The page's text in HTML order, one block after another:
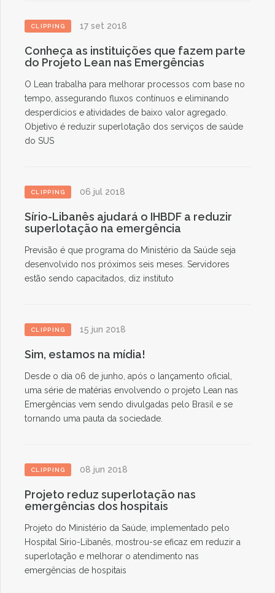
CLIPPING 17 set 2018
Conheça as instituições que fazem parte
do Projeto Lean nas Emergências
O Lean trabalha para melhorar processos com base no
tempo, assegurando fluxos contínuos e eliminando
desperdícios e atividades de baixo valor agregado.
Objetivo é reduzir superlotação dos serviços de saúde
do SUS
CLIPPING 06 jul 2018
Sírio-Libanês ajudará o IHBDF a reduzir
superlotação na emergência
Previsão é que programa do Ministério da Saúde seja
desenvolvido nos próximos seis meses. Servidores
estão sendo capacitados, diz instituto
CLIPPING 15 jun 2018
Sim, estamos na mídia!
Desde o dia 06 de junho, após o lançamento oficial,
uma série de matérias envolvendo o projeto Lean nas
Emergências vem sendo divulgadas pelo Brasil e se
tornando uma pauta da sociedade.
CLIPPING 08 jun 2018
Projeto reduz superlotação nas
emergências dos hospitais
Projeto do Ministério da Saúde, implementado pelo
Hospital Sírio-Libanês, mostrou-se eficaz em reduzir a
superlotação e melhorar o atendimento nas
emergências de hospitais